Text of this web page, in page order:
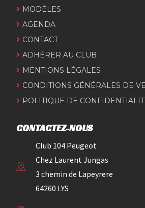
MODÈLES
AGENDA
CONTACT
ADHÉRER AU CLUB
MENTIONS LÉGALES
CONDITIONS GÉNÉRALES DE
POLITIQUE DE
CONTACTEZ-NOUS
Club 104 Peugeot
Chez Laurent Jungas
3 chemin de Lapeyrere
64260 LYS